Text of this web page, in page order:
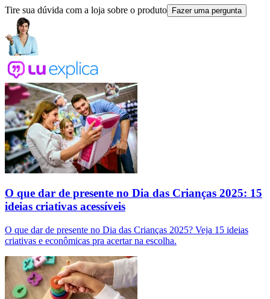
Tire sua dúvida com a loja sobre o produto Fazer uma pergunta
O que dar de presente no Dia das Crianças 2025: 15
ideias criativas acessíveis
O que dar de presente no Dia das Crianças 2025? Veja 15 ideias
criativas e econômicas pra acertar na escolha.